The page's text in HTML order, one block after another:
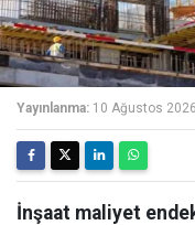
Yayınlanma: 10 Ağustos
İnşaat maliyet